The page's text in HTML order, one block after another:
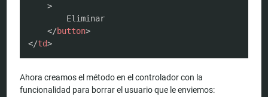
>
        Eliminar
</button>
</td>
Ahora creamos el método en el controlador con la
funcionalidad para borrar el usuario que le enviemos: